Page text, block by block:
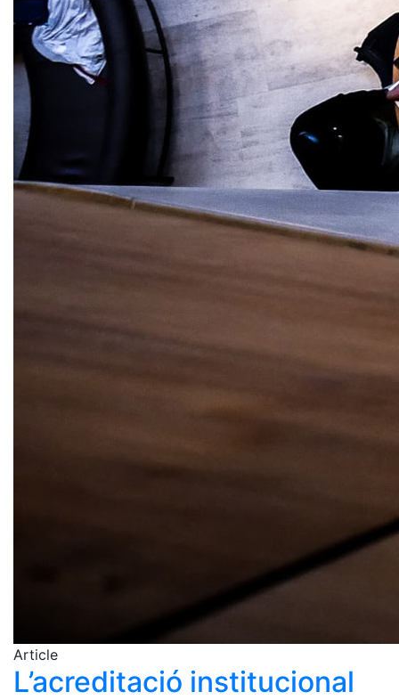
Article
L’acreditació institucional